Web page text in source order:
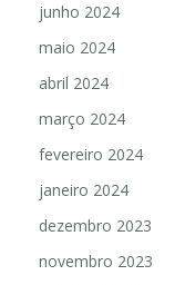
junho 2024
maio 2024
abril 2024
março 2024
fevereiro 2024
janeiro 2024
dezembro 2023
novembro 2023